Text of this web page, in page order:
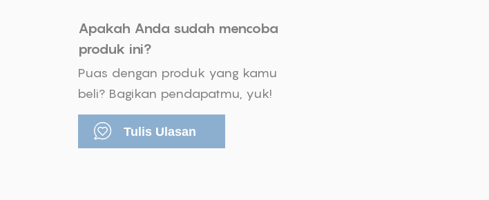
Apakah Anda sudah mencoba
produk ini?
Puas dengan produk yang kamu
beli? Bagikan pendapatmu, yuk!
Tulis Ulasan